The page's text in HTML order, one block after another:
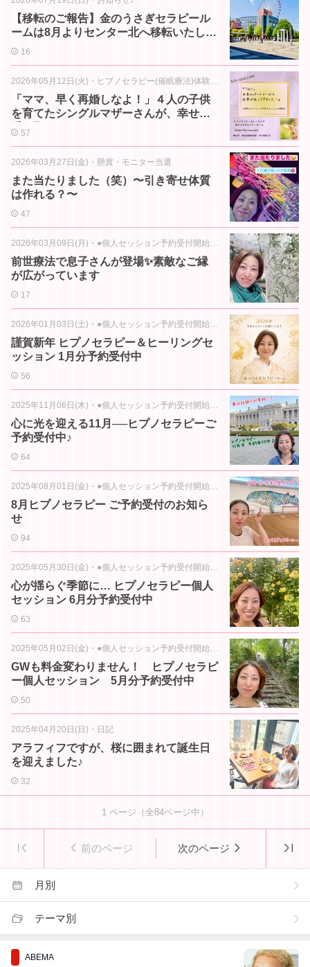
【移転のご報告】金のうさぎセラピール
ームは8月よりセンター北へ移転いたしま
す！
16
2026年05月12日(火) ・ ヒプノセラピー(催眠療法)体験談 他
「ママ、早く再婚しなよ！」４人の子供
を育てたシングルマザーさんが、幸せを
受け取れるようになるまで
57
2026年03月27日(金) ・ 懸賞・モニター当選
また当たりました（笑）〜引き寄せ体質
は作れる？〜
47
2026年03月09日(月) ・ ●個人セッション予約受付開始のお知らせ
前世療法で息子さんが登場✨素敵なご縁
が広がっています
17
2026年01月03日(土) ・ ●個人セッション予約受付開始のお知らせ
謹賀新年 ヒプノセラピー＆ヒーリングセ
ッション 1月分予約受付中
56
2025年11月06日(木) ・ ●個人セッション予約受付開始のお知らせ
心に光を迎える11月──ヒプノセラピーご
予約受付中♪
64
2025年08月01日(金) ・ ●個人セッション予約受付開始のお知らせ
8月ヒプノセラピー ご予約受付のお知ら
せ
94
2025年05月30日(金) ・ ●個人セッション予約受付開始のお知らせ
心が揺らぐ季節に… ヒプノセラピー個人
セッション 6月分予約受付中
63
2025年05月02日(金) ・ ●個人セッション予約受付開始のお知らせ
GWも料金変わりません！ ヒプノセラピ
ー個人セッション 5月分予約受付中
50
2025年04月20日(日) ・ 日記
アラフィフですが、桜に囲まれて誕生日
を迎えました♪
32
1 ページ（全84ページ中）
前のページ 次のページ
月別
テーマ別
ABEMA